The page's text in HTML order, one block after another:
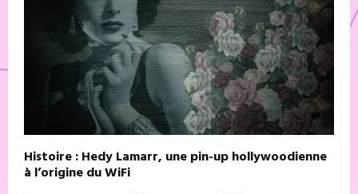
Histoire : Hedy Lamarr, une pin-up hollywoodienne
à l’origine du WiFi